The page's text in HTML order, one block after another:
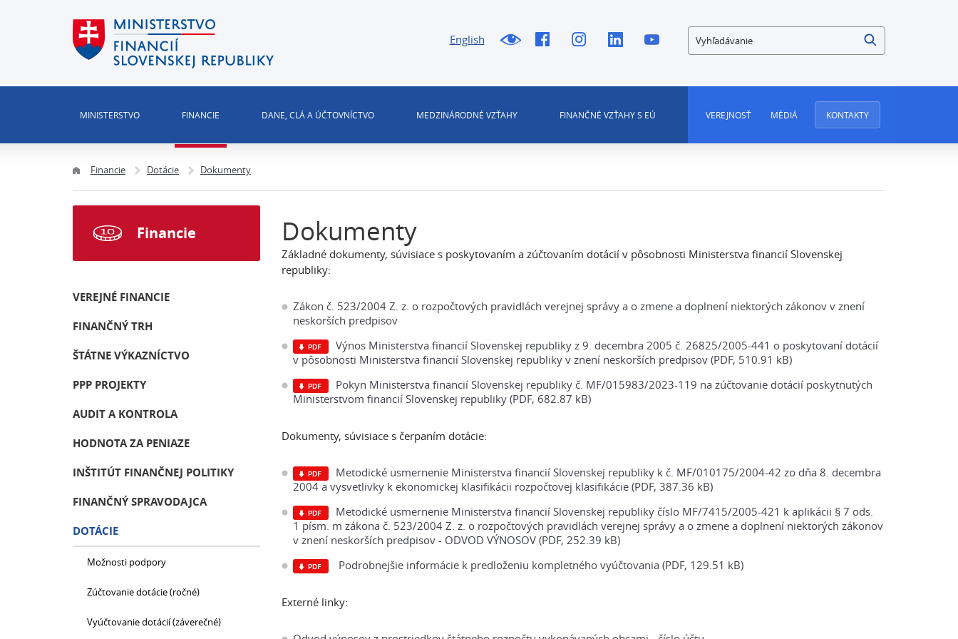
English Vyhľadávanie
MINISTERSTVO FINANCIE DANE, CLÁ A ÚČTOVNÍCTVO MEDZINÁRODNÉ VZŤAHY FINANČNÉ VZŤAHY S EÚ VEREJNOSŤ MÉDIÁ KONTAKTY
Financie Dotácie Dokumenty
Dokumenty
Základné dokumenty, súvisiace s poskytovaním a zúčtovaním dotácií v pôsobnosti Ministerstva financií Slovenskej
republiky:
Zákon č. 523/2004 Z. z. o rozpočtových pravidlách verejnej správy a o zmene a doplnení niektorých zákonov v znení
neskorších predpisov
Výnos Ministerstva financií Slovenskej republiky z 9. decembra 2005 č. 26825/2005-441 o poskytovaní dotácií
v pôsobnosti Ministerstva financií Slovenskej republiky v znení neskorších predpisov (PDF, 510.91 kB)
Pokyn Ministerstva financií Slovenskej republiky č. MF/015983/2023-119 na zúčtovanie dotácií poskytnutých
Ministerstvom financií Slovenskej republiky (PDF, 682.87 kB)
Dokumenty, súvisiace s čerpaním dotácie:
Metodické usmernenie Ministerstva financií Slovenskej republiky k č. MF/010175/2004-42 zo dňa 8. decembra
2004 a vysvetlivky k ekonomickej klasifikácii rozpočtovej klasifikácie (PDF, 387.36 kB)
Metodické usmernenie Ministerstva financií Slovenskej republiky číslo MF/7415/2005-421 k aplikácii § 7 ods.
1 písm. m zákona č. 523/2004 Z. z. o rozpočtových pravidlách verejnej správy a o zmene a doplnení niektorých zákonov
v znení neskorších predpisov - ODVOD VÝNOSOV (PDF, 252.39 kB)
Podrobnejšie informácie k predloženiu kompletného vyúčtovania (PDF, 129.51 kB)
Externé linky:
Financie
VEREJNÉ FINANCIE
FINANČNÝ TRH
ŠTÁTNE VÝKAZNÍCTVO
PPP PROJEKTY
AUDIT A KONTROLA
HODNOTA ZA PENIAZE
INŠTITÚT FINANČNEJ POLITIKY
FINANČNÝ SPRAVODAJCA
DOTÁCIE
Možnosti podpory
Zúčtovanie dotácie (ročné)
Vyúčtovanie dotácií (záverečné)